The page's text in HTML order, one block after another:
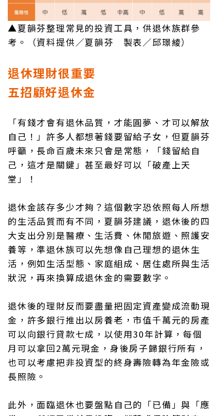
▲夏韻芬整理常見的投資工具，供退休族群參
考。（資料提供／夏韻芬 製表／邱璟綾）
退休理財很重要
五招顧好退休金
「有錢才會有退休品質，才能圓夢、才可以解放
自己！」許多人都想著錢要留給子女，但夏韻芬
呼籲，長命百歲未來只會是常態，「錢留給自
己，這才是關鍵」甚至最好可以「破產上天
堂」！
退休金該存多少才夠？這個數字恐依照每人所想
的生活品質而有不同，夏韻芬建議，退休後的四
大支出分別是醫療、生活費、休閒旅遊、照護安
養等，準退休族可以先想像自己理想的退休生
活，例如生活型態、家庭組成、居住處所與生活
狀況，再來換算成退休金的需要數字。
退休後的理財反而要盡量把固定資產變成流動現
金，許多銀行推出以房養老，市值千萬元的房產
可以向銀行貸款七成，以使用30年計算，每個
月可以拿回2萬元現金，身後房子歸銀行所有，
也可以考慮把非投資型的終身壽險轉為年金險或
長照險。
此外，面臨退休也要盤點自己的「已備」與「應